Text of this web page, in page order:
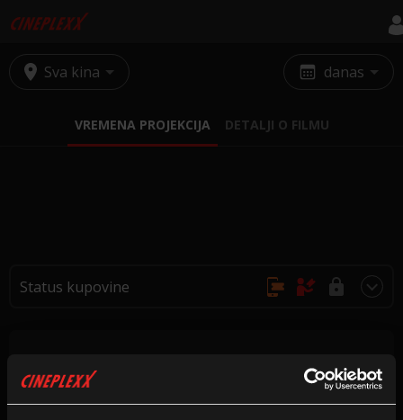
Sva kina danas
VREMENA PROJEKCIJA DETALJI O FILMU
Status kupovine
Kupovina i rezervacije nisu dostupne